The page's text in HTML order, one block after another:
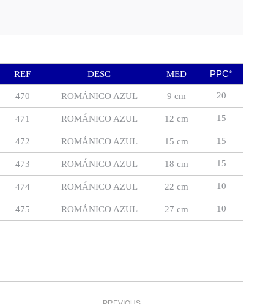
REF DESC MED PPC*
470 ROMÁNICO AZUL 9 cm 20
471 ROMÁNICO AZUL 12 cm 15
472 ROMÁNICO AZUL 15 cm 15
473 ROMÁNICO AZUL 18 cm 15
474 ROMÁNICO AZUL 22 cm 10
475 ROMÁNICO AZUL 27 cm 10
Navegación